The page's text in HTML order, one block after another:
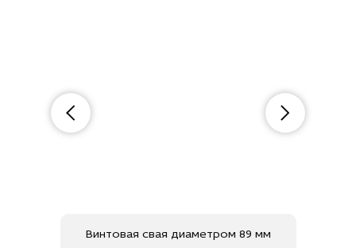
Винтовая свая диаметром 89 мм